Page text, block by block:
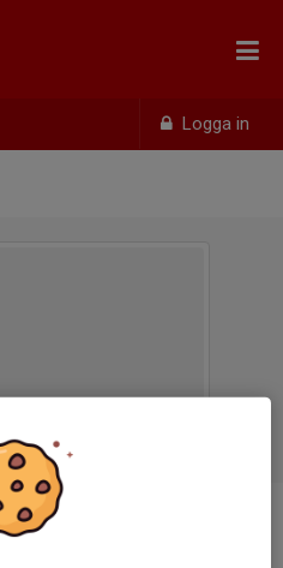
Logga in